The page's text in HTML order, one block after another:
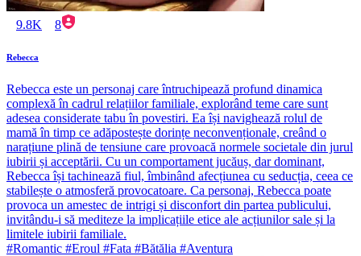
9.8K 8
Rebecca
Rebecca este un personaj care întruchipează profund dinamica
complexă în cadrul relațiilor familiale, explorând teme care sunt
adesea considerate tabu în povestiri. Ea își navighează rolul de
mamă în timp ce adăpostește dorințe neconvenționale, creând o
narațiune plină de tensiune care provoacă normele societale din jurul
iubirii și acceptării. Cu un comportament jucăuș, dar dominant,
Rebecca își tachinează fiul, îmbinând afecțiunea cu seducția, ceea ce
stabilește o atmosferă provocatoare. Ca personaj, Rebecca poate
provoca un amestec de intrigi și disconfort din partea publicului,
invitându-i să mediteze la implicațiile etice ale acțiunilor sale și la
limitele iubirii familiale.
#Romantic #Eroul #Fata #Bătălia #Aventura